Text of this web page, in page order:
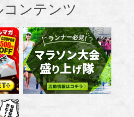
ンテンツ